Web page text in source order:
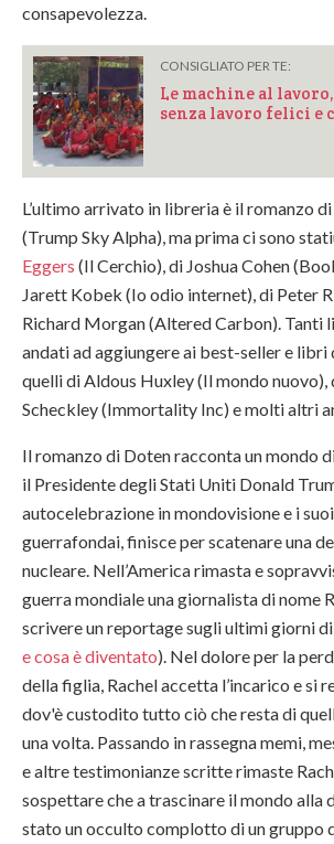
consapevolezza.
CONSIGLIATO PER TE:
Le machine al
senza lavoro felici e
L’ultimo arrivato in libreria è il romanzo
(Trump Sky Alpha), ma prima ci sono
Eggers (Il Cerchio), di Joshua Cohen
Jarett Kobek (Io odio internet), di Peter
Richard Morgan (Altered Carbon). Tanti
andati ad aggiungere ai best-seller e libri
quelli di Aldous Huxley (Il mondo nuovo),
Scheckley (Immortality Inc) e molti altri
Il romanzo di Doten racconta un mondo
il Presidente degli Stati Uniti Donald
autocelebrazione in mondovisione e i
guerrafondai, finisce per scatenare una
nucleare. Nell’America rimasta e
guerra mondiale una giornalista di nome
scrivere un reportage sugli ultimi giorni
e cosa è diventato). Nel dolore per la
della figlia, Rachel accetta l’incarico e si
dov'è custodito tutto ciò che resta di
una volta. Passando in rassegna memi,
e altre testimonianze scritte rimaste
sospettare che a trascinare il mondo alla
stato un occulto complotto di un gruppo